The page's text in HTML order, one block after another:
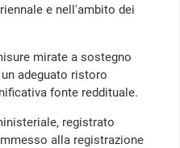
e nell'ambito dei
mirate a sostegno
adeguato ristoro
fonte reddituale.
registrato
alla registrazione